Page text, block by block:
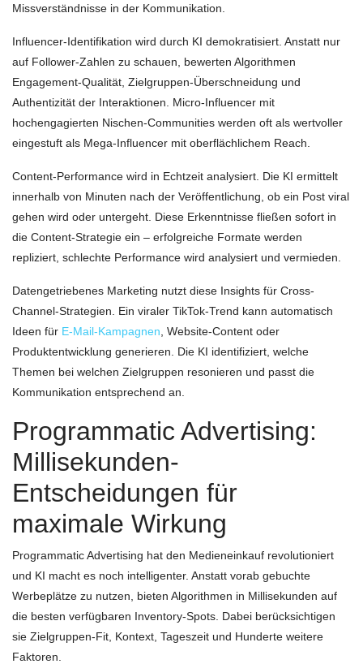
Missverständnisse in der Kommunikation.
Influencer-Identifikation wird durch KI demokratisiert. Anstatt nur
auf Follower-Zahlen zu schauen, bewerten Algorithmen
Engagement-Qualität, Zielgruppen-Überschneidung und
Authentizität der Interaktionen. Micro-Influencer mit
hochengagierten Nischen-Communities werden oft als wertvoller
eingestuft als Mega-Influencer mit oberflächlichem Reach.
Content-Performance wird in Echtzeit analysiert. Die KI ermittelt
innerhalb von Minuten nach der Veröffentlichung, ob ein Post viral
gehen wird oder untergeht. Diese Erkenntnisse fließen sofort in
die Content-Strategie ein – erfolgreiche Formate werden
repliziert, schlechte Performance wird analysiert und vermieden.
Datengetriebenes Marketing nutzt diese Insights für Cross-
Channel-Strategien. Ein viraler TikTok-Trend kann automatisch
Ideen für E-Mail-Kampagnen , Website-Content oder
Produktentwicklung generieren. Die KI identifiziert, welche
Themen bei welchen Zielgruppen resonieren und passt die
Kommunikation entsprechend an.
Programmatic Advertising:
Millisekunden-
Entscheidungen für
maximale Wirkung
Programmatic Advertising hat den Medieneinkauf revolutioniert
und KI macht es noch intelligenter. Anstatt vorab gebuchte
Werbeplätze zu nutzen, bieten Algorithmen in Millisekunden auf
die besten verfügbaren Inventory-Spots. Dabei berücksichtigen
sie Zielgruppen-Fit, Kontext, Tageszeit und Hunderte weitere
Faktoren.